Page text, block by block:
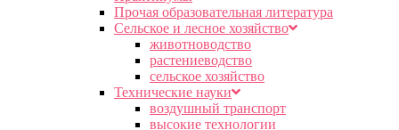
Прочая образовательная литература
Сельское и лесное хозяйство
животноводство
растениеводство
сельское хозяйство
Технические науки
воздушный транспорт
высокие технологии